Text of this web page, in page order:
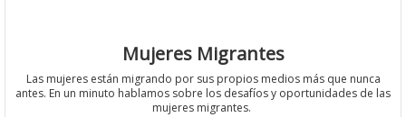
Mujeres Migrantes
Las mujeres están migrando por sus propios medios más que nunca
antes. En un minuto hablamos sobre los desafíos y oportunidades de las
mujeres migrantes.